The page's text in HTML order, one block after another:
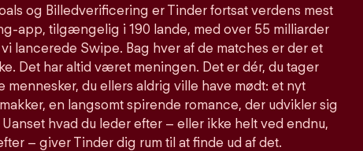
og Billedverificering er Tinder fortsat verdens mest
app, tilgængelig i 190 lande, med over 55 milliarder
lancerede Swipe. Bag hver af de matches er der et
Det har altid været meningen. Det er dér, du tager
mennesker, du ellers aldrig ville have mødt: et nyt
en langsomt spirende romance, der udvikler sig
hvad du leder efter – eller ikke helt ved endnu,
– giver Tinder dig rum til at finde ud af det.